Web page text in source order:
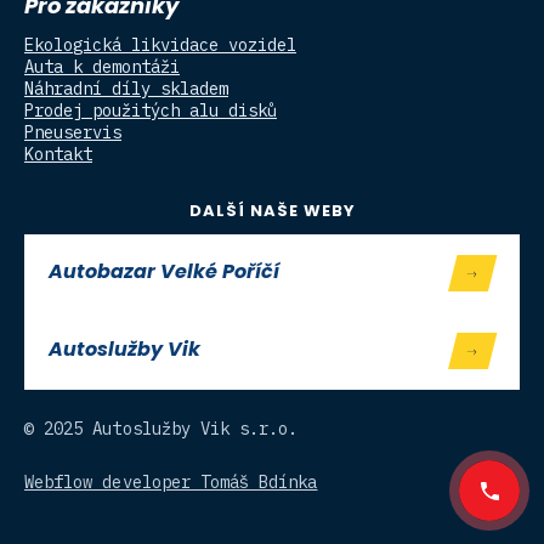
Pro zákazníky
Ekologická likvidace vozidel
Auta k demontáži
Náhradní díly skladem
Prodej použitých alu disků
Pneuservis
Kontakt
DALŠÍ NAŠE WEBY
Autobazar Velké Poříčí
Autoslužby Vik
© 2025 Autoslužby Vik s.r.o.
Webflow developer Tomáš Bdínka